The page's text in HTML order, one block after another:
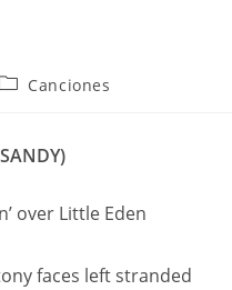
Categoría
Canciones
over Little Eden
faces left stranded